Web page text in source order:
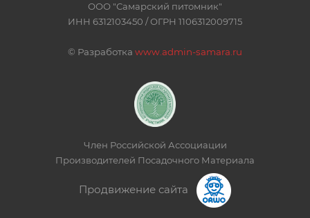
ООО "Самарский питомник"
ИНН 6312103450 / ОГРН 1106312009715
© Разработка www.admin-samara.ru
Член Российской Ассоциации
Производителей Посадочного Материала
Продвижение сайта